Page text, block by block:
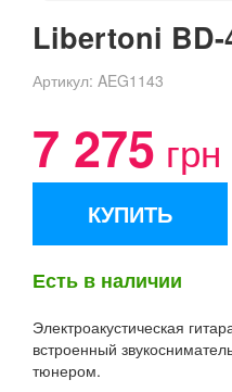
Libertoni BD-
Артикул: AEG1143
7 275 грн
КУПИТЬ
Есть в наличии
Электроакустическая
встроенный
тюнером.